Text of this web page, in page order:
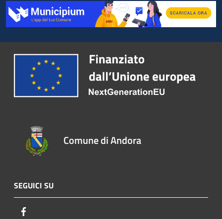
Comune di Andora
SEGUICI SU